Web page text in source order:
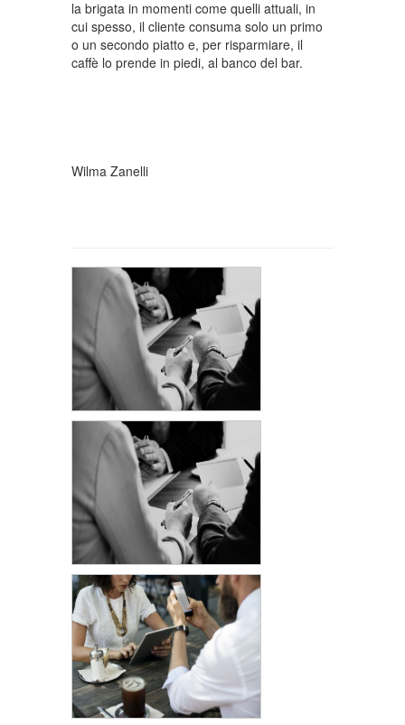
la brigata in momenti come quelli attuali, in
cui spesso, il cliente consuma solo un primo
o un secondo piatto e, per risparmiare, il
caffè lo prende in piedi, al banco del bar.
Wilma Zanelli